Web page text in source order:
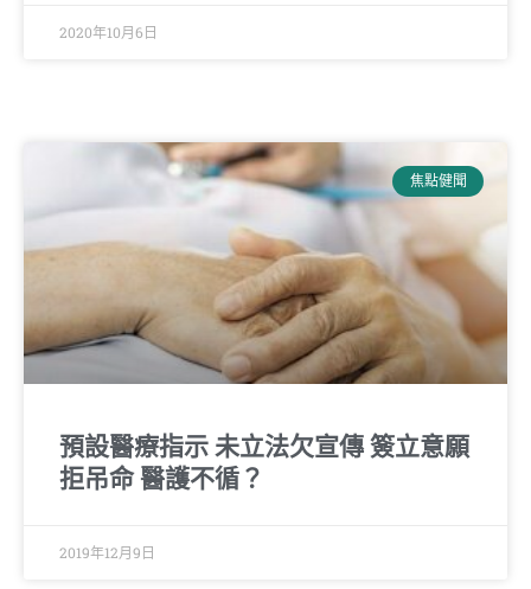
2020年10月6日
焦點健聞
預設醫療指示 未立法欠宣傳 簽立意願
拒吊命 醫護不循？
2019年12月9日